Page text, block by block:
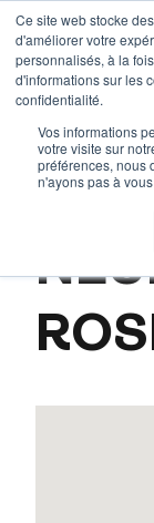
Ce site web stocke
d'améliorer votre
personnalisés, à la
d'informations sur les
confidentialité.
Vos informations
votre visite sur
préférences, nous
n'ayons pas à
Aller
au
contenu
Accueil–